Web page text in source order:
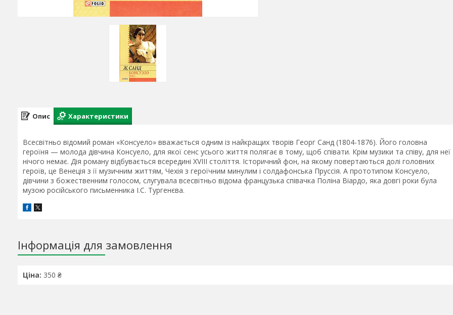
Опис Характеристики
Всесвітньо відомий роман «Консуело» вважається одним із найкращих творів Георг Санд (1804-1876). Його головна
героїня — молода дівчина Консуело, для якої сенс усього життя полягає в тому, щоб співати. Крім музики та співу, для неї
нічого немає. Дія роману відбувається всередині XVIII століття. Історичний фон, на якому повертаються долі головних
героїв, це Венеція з її музичним життям, Чехія з героїчним минулим і солдафонська Пруссія. А прототипом Консуело,
дівчини з божественним голосом, слугувала всесвітньо відома французька співачка Поліна Віардо, яка довгі роки була
музою російського письменника І.С. Тургенєва.
Інформація для замовлення
Ціна: 350 ₴